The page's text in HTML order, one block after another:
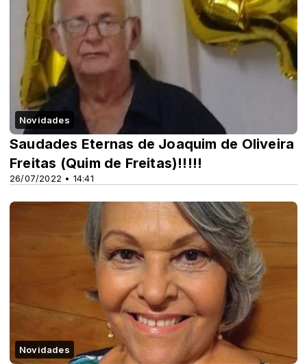
Novidades
26/07/2022 • 14:41
Saudades Eternas de Joaquim de Oliveira
Freitas (Quim de Freitas)!!!!!
Novidades